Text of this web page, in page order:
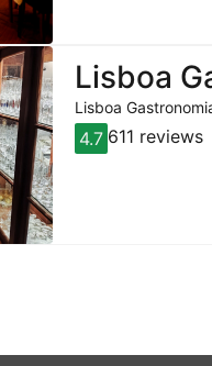
Lisboa
Lisboa
4.7 611 reviews